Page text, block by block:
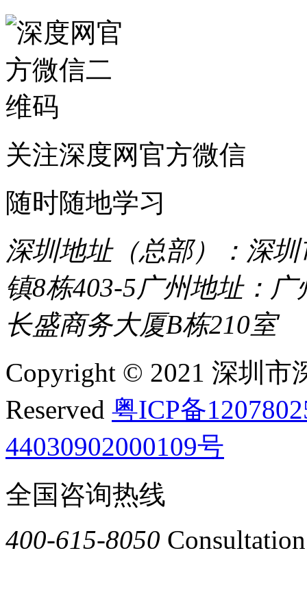
关注深度网官方微信
随时随地学习
深圳地址（总部）：深
镇8栋403-5广州地址：
长盛商务大厦B栋210室
Copyright © 2021 深圳市
Reserved 粤ICP备
44030902000109号
全国咨询热线
400-615-8050